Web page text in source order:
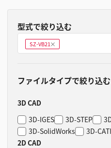
型式で絞り込む
型式を選ぶ
SZ-VB21削
除
ファイルタイプで絞り込む
3D CAD
3D-IGES
3D-STEP
3D-SolidWorks
3D-
2D CAD